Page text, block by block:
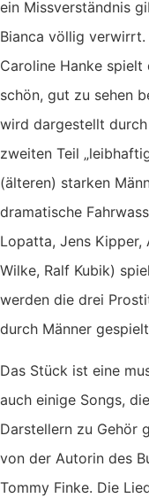
ein Missverständnis
Bianca völlig
Caroline Hanke spielt
schön, gut zu sehen
wird dargestellt
zweiten Teil
(älteren) starken
dramatische
Lopatta, Jens Kipper,
Wilke, Ralf Kubik)
werden die drei
durch Männer
Das Stück ist eine
auch einige Songs,
Darstellern zu Gehör
von der Autorin des
Tommy Finke. Die